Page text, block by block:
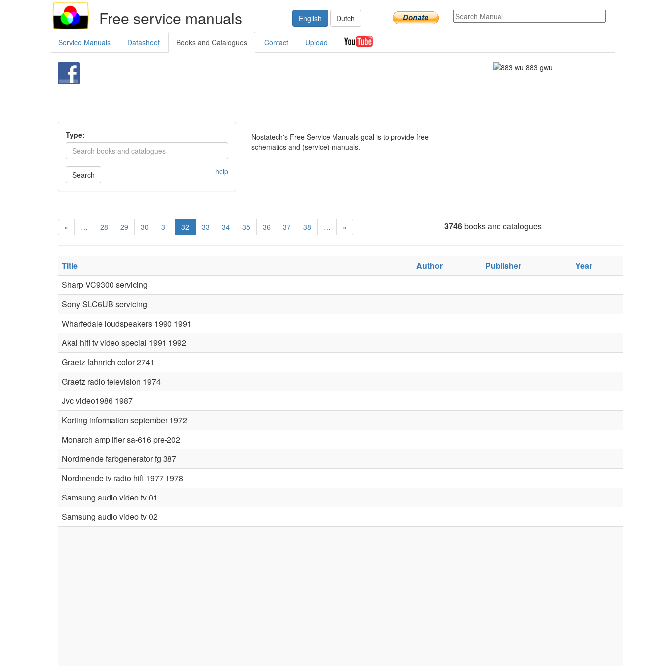
Free service manuals English Dutch
Service Manuals Datasheet Books and Catalogues Contact Upload
Type:
Search help
Nostatech's Free Service Manuals goal is to provide free
schematics and (service) manuals.
« … 28 29 30 31 32 33 34 35 36 37 38 … » 3746books and catalogues
Title Author Publisher
Year
Sharp VC9300 servicing
Sony SLC6UB servicing
Wharfedale loudspeakers 1990 1991
Akai hifi tv video special 1991 1992
Graetz fahnrich color 2741
Graetz radio television 1974
Jvc video1986 1987
Korting information september 1972
Monarch amplifier sa-616 pre-202
Nordmende farbgenerator fg 387
Nordmende tv radio hifi 1977 1978
Samsung audio video tv 01
Samsung audio video tv 02